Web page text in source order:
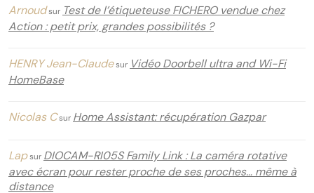
Arnoudsur Test de l’étiqueteuse FICHERO vendue chez
Action : petit prix, grandes possibilités ?
HENRY Jean-Claudesur Vidéo Doorbell ultra and Wi-Fi
HomeBase
Nicolas Csur Home Assistant: récupération Gazpar
Lapsur DIOCAM-RI05S Family Link : La caméra rotative
avec écran pour rester proche de ses proches… même à
distance